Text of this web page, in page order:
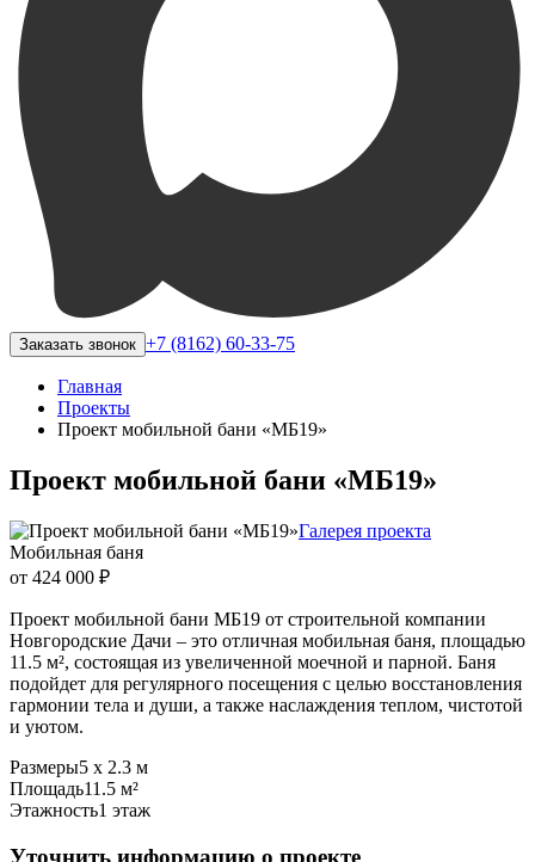
Заказать звонок +7 (8162) 60-33-75
Главная
Проекты
Проект мобильной бани «МБ19»
Проект мобильной бани «МБ19»
Галерея проекта
Мобильная баня
от 424 000 ₽
Проект мобильной бани МБ19 от строительной компании
Новгородские Дачи – это отличная мобильная баня, площадью
11.5 м², состоящая из увеличенной моечной и парной. Баня
подойдет для регулярного посещения с целью восстановления
гармонии тела и души, а также наслаждения теплом, чистотой
и уютом.
Размеры5 х 2.3 м
Площадь11.5 м²
Этажность1 этаж
Уточнить информацию о проекте